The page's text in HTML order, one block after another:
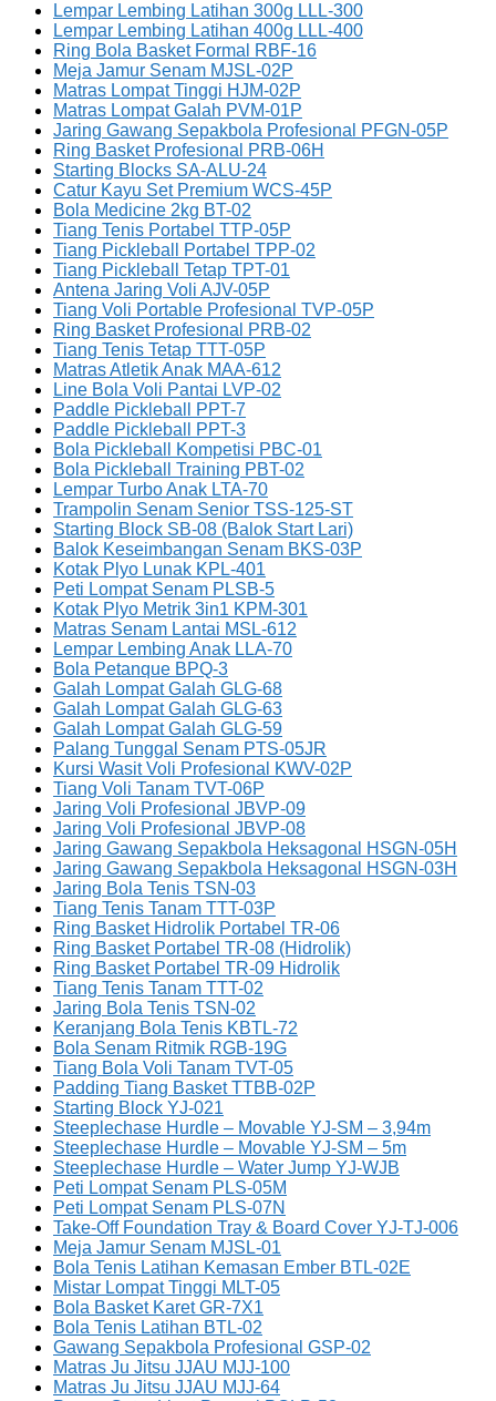
Lempar Lembing Latihan 300g LLL-300
Lempar Lembing Latihan 400g LLL-400
Ring Bola Basket Formal RBF-16
Meja Jamur Senam MJSL-02P
Matras Lompat Tinggi HJM-02P
Matras Lompat Galah PVM-01P
Jaring Gawang Sepakbola Profesional PFGN-05P
Ring Basket Profesional PRB-06H
Starting Blocks SA-ALU-24
Catur Kayu Set Premium WCS-45P
Bola Medicine 2kg BT-02
Tiang Tenis Portabel TTP-05P
Tiang Pickleball Portabel TPP-02
Tiang Pickleball Tetap TPT-01
Antena Jaring Voli AJV-05P
Tiang Voli Portable Profesional TVP-05P
Ring Basket Profesional PRB-02
Tiang Tenis Tetap TTT-05P
Matras Atletik Anak MAA-612
Line Bola Voli Pantai LVP-02
Paddle Pickleball PPT-7
Paddle Pickleball PPT-3
Bola Pickleball Kompetisi PBC-01
Bola Pickleball Training PBT-02
Lempar Turbo Anak LTA-70
Trampolin Senam Senior TSS-125-ST
Starting Block SB-08 (Balok Start Lari)
Balok Keseimbangan Senam BKS-03P
Kotak Plyo Lunak KPL-401
Peti Lompat Senam PLSB-5
Kotak Plyo Metrik 3in1 KPM-301
Matras Senam Lantai MSL-612
Lempar Lembing Anak LLA-70
Bola Petanque BPQ-3
Galah Lompat Galah GLG-68
Galah Lompat Galah GLG-63
Galah Lompat Galah GLG-59
Palang Tunggal Senam PTS-05JR
Kursi Wasit Voli Profesional KWV-02P
Tiang Voli Tanam TVT-06P
Jaring Voli Profesional JBVP-09
Jaring Voli Profesional JBVP-08
Jaring Gawang Sepakbola Heksagonal HSGN-05H
Jaring Gawang Sepakbola Heksagonal HSGN-03H
Jaring Bola Tenis TSN-03
Tiang Tenis Tanam TTT-03P
Ring Basket Hidrolik Portabel TR-06
Ring Basket Portabel TR-08 (Hidrolik)
Ring Basket Portabel TR-09 Hidrolik
Tiang Tenis Tanam TTT-02
Jaring Bola Tenis TSN-02
Keranjang Bola Tenis KBTL-72
Bola Senam Ritmik RGB-19G
Tiang Bola Voli Tanam TVT-05
Padding Tiang Basket TTBB-02P
Starting Block YJ-021
Steeplechase Hurdle – Movable YJ-SM – 3,94m
Steeplechase Hurdle – Movable YJ-SM – 5m
Steeplechase Hurdle – Water Jump YJ-WJB
Peti Lompat Senam PLS-05M
Peti Lompat Senam PLS-07N
Take-Off Foundation Tray & Board Cover YJ-TJ-006
Meja Jamur Senam MJSL-01
Bola Tenis Latihan Kemasan Ember BTL-02E
Mistar Lompat Tinggi MLT-05
Bola Basket Karet GR-7X1
Bola Tenis Latihan BTL-02
Gawang Sepakbola Profesional GSP-02
Matras Ju Jitsu JJAU MJJ-100
Matras Ju Jitsu JJAU MJJ-64